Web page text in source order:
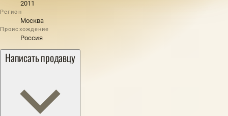
2011
Регион
Москва
Происхождение
Россия
Написать продавцу